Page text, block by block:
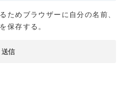
ためブラウザーに自分の名前、
保存する。